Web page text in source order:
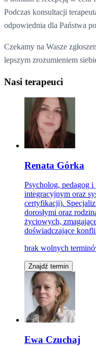
Podczas konsultacji
odpowiednia dla Państwa
Czekamy na Wasze
lepszym zrozumieniem
Nasi terapeuci
Renata Górka
Psycholog, pedagog
integracyjnym oraz
certyfikacji).
dorosłymi oraz
życiowych,
doświadczające
brak wolnych
Znajdź termin
Ewa Czuchaj